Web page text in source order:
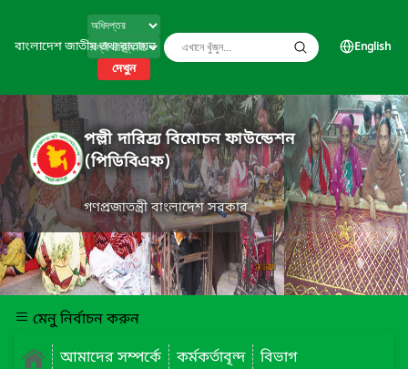
বাংলাদেশ জাতীয় তথ্য বাতায়ন
দেখুন
English
পল্লী দারিদ্র্য বিমোচন ফাউন্ডেশন
(পিডিবিএফ)
গণপ্রজাতন্ত্রী বাংলাদেশ সরকার
মেনু নির্বাচন করুন
আমাদের সম্পর্কে
কর্মকর্তাবৃন্দ
বিভাগ